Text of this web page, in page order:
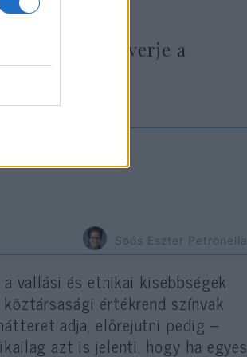
szétverje a
Soós Eszter Petronella
vallási és etnikai kisebbségek
értékrend színvak
adja, előrejutni pedig –
azt is jelenti, hogy ha egyes